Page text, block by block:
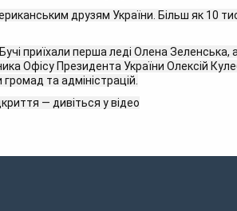
друзям України. Більш як 10
приїхали перша леді Олена
Офісу Президента України Олексій
громад та адміністрацій.
— дивіться у відео